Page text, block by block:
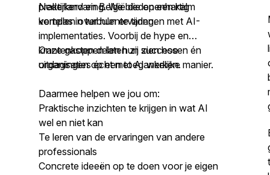
praktijkervaring. We bieden een kalm
kompas in turbulente tijden.
Nederland en België die openhartig
vertellen over hun ervaringen met AI-
implementaties. Voorbij de hype en
krantenkoppen laten zij zien hoe
organisaties écht met AI werken.
Onze gasten delen hun successen én
uitdagingen op een toegankelijke manier.
Daarmee helpen we jou om:
Praktische inzichten te krijgen in wat AI
wel en niet kan
Te leren van de ervaringen van andere
professionals
Concrete ideeën op te doen voor je eigen